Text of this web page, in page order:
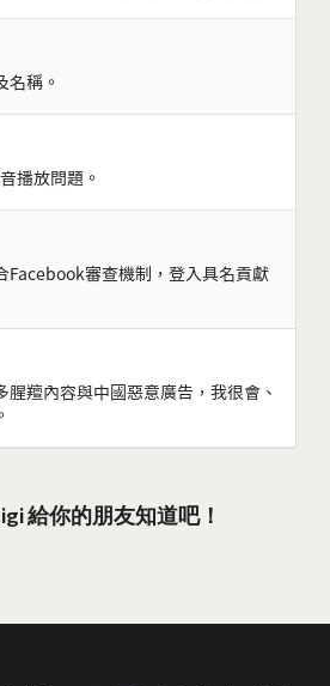
名稱。
播放問題。
Facebook審查機制，登入具名貢獻
腥羶內容與中國惡意廣告，我很會、
給你的朋友知道吧！